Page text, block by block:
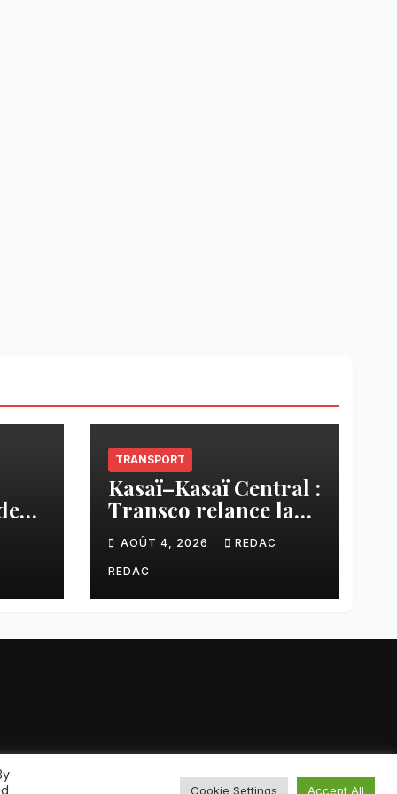
TRANSPORT
Kasaï–Kasaï Central :
Transco relance la
liaison Tshikapa–
Tshiamu pour
faciliter les échanges
AOÛT 4, 2026 REDAC
REDAC
HomeA propos Newsletter
Cookie Settings Accept All